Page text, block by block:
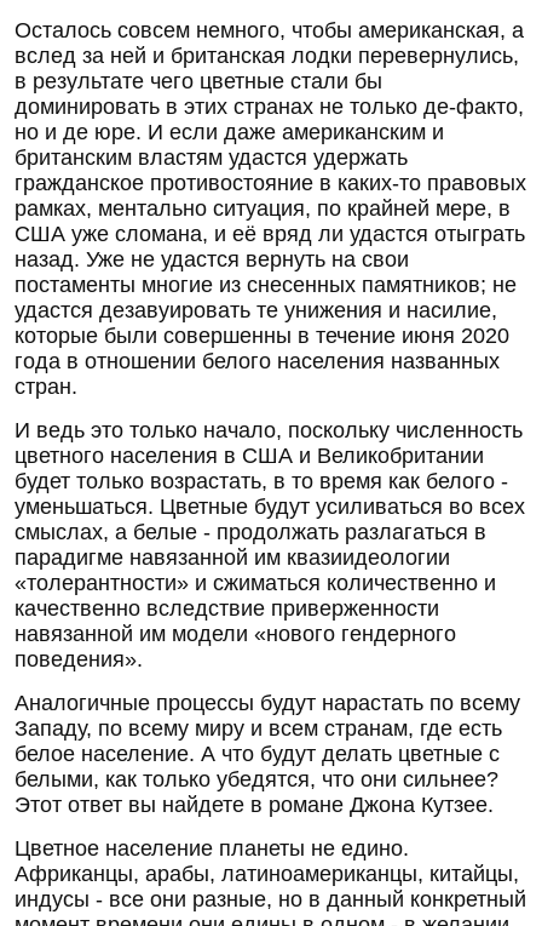
Осталось совсем немного, чтобы американская, а
вслед за ней и британская лодки перевернулись,
в результате чего цветные стали бы
доминировать в этих странах не только де-факто,
но и де юре. И если даже американским и
британским властям удастся удержать
гражданское противостояние в каких-то правовых
рамках, ментально ситуация, по крайней мере, в
США уже сломана, и её вряд ли удастся отыграть
назад. Уже не удастся вернуть на свои
постаменты многие из снесенных памятников; не
удастся дезавуировать те унижения и насилие,
которые были совершенны в течение июня 2020
года в отношении белого населения названных
стран.
И ведь это только начало, поскольку численность
цветного населения в США и Великобритании
будет только возрастать, в то время как белого -
уменьшаться. Цветные будут усиливаться во всех
смыслах, а белые - продолжать разлагаться в
парадигме навязанной им квазиидеологии
«толерантности» и сжиматься количественно и
качественно вследствие приверженности
навязанной им модели «нового гендерного
поведения».
Аналогичные процессы будут нарастать по всему
Западу, по всему миру и всем странам, где есть
белое население. А что будут делать цветные с
белыми, как только убедятся, что они сильнее?
Этот ответ вы найдете в романе Джона Кутзее.
Цветное население планеты не едино.
Африканцы, арабы, латиноамериканцы, китайцы,
индусы - все они разные, но в данный конкретный